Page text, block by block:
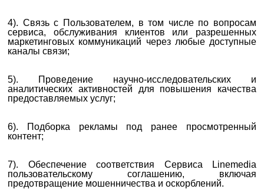
4). Связь с Пользователем, в том числе по вопросам
сервиса, обслуживания клиентов или разрешенных
маркетинговых коммуникаций через любые доступные
каналы связи;
5). Проведение научно-исследовательских и
аналитических активностей для повышения качества
предоставляемых услуг;
6). Подборка рекламы под ранее просмотренный
контент;
7). Обеспечение соответствия Сервиса Linemedia
пользовательскому соглашению, включая
предотвращение мошенничества и оскорблений.